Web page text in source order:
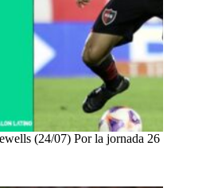
(24/07) Por la jornada 26